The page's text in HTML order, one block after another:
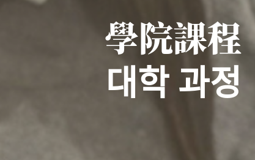
學院課程
대학 과정